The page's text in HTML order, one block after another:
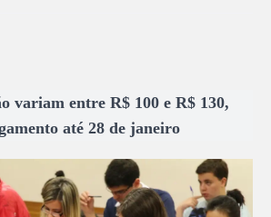
variam entre R$ 100 e R$ 130,
até 28 de janeiro